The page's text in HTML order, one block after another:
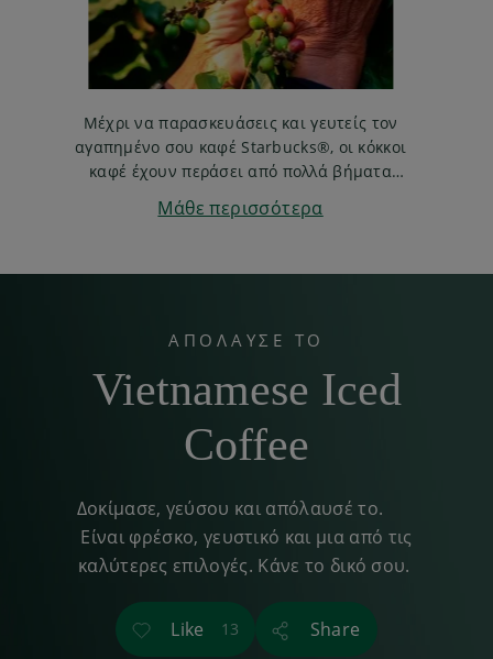
Μέχρι να παρασκευάσεις και γευτείς τον
αγαπημένο σου καφέ Starbucks®, οι κόκκοι
καφέ έχουν περάσει από πολλά βήματα
συμπεριλαμβάνοντας την μίξη και το
καβούρδισμα.
Μάθε περισσότερα
ΑΠΟΛΑΥΣΕ ΤΟ
Vietnamese Iced
Coffee
Δοκίμασε, γεύσου και απόλαυσέ το.
Είναι φρέσκο, γευστικό και μια από τις
καλύτερες επιλογές. Κάνε το δικό σου.
Like 13 Share